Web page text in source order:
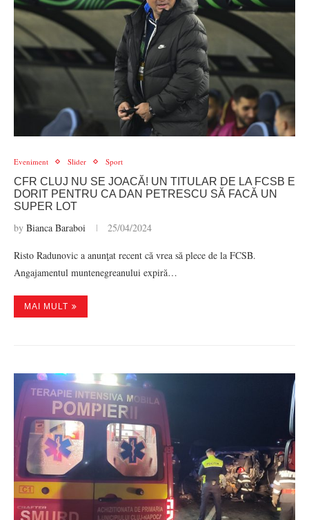
Eveniment Slider Sport
CFR CLUJ NU SE JOACĂ! UN TITULAR DE LA FCSB E
DORIT PENTRU CA DAN PETRESCU SĂ FACĂ UN
SUPER LOT
by Bianca Baraboi 25/04/2024
Risto Radunovic a anunţat recent că vrea să plece de la FCSB.
Angajamentul muntenegreanului expiră…
MAI MULT